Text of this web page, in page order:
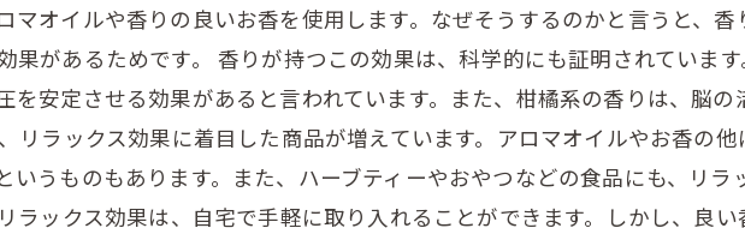
マオイルや香りの良いお香を使用します。なぜそうするのかと言うと、
果があるためです。 香りが持つこの効果は、科学的にも証明されていま
安定させる効果があると言われています。また、柑橘系の香りは、脳の
リラックス効果に着目した商品が増えています。アロマオイルやお香の
いうものもあります。また、ハーブティーやおやつなどの食品にも、リラ
ラックス効果は、自宅で手軽に取り入れることができます。しかし、良